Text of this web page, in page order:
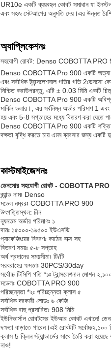
UR10e একটি ব্যয়বহুল কোবট সমাধান যা
এবং সহজ সেটআপের অনুমতি দেয়।এর উন্নত
অ্যাপ্লিকেশনঃ
সহযোগী রোবট: Denso COBOTTA PRO
Denso COBOTTA Pro 900 একটি অত্যাধুনিক
এবং সর্বাধিক ট্রান্সলেশনাল গতির গতি
নিশ্চিত করাউপরন্তু, এটি ± 0.03 মিমি একটি
Denso COBOTTA Pro 900 একটি
মার্কিন ডলার।, এর সর্বনিম্ন অর্ডার পরিমাণ 1
হয় এবং 5-8 সপ্তাহের মধ্যে বিতরণ করা যেতে
Denso COBOTTA Pro 900 একটি শক্তিশালী,
দক্ষতা বৃদ্ধি করতে চায় এমন ব্যবসার জন্য একটি
কাস্টমাইজেশনঃ
ডেনসোর সহযোগী রোবট - COBOTTA
ব্র্যান্ড নামঃ Denso
মডেল নম্বরঃ COBOTTA PRO 900
উৎপত্তিস্থল: চীন
ন্যূনতম অর্ডার পরিমাণঃ ১
দামঃ ১৫০০০-১৬৫০০ ইউএসডি
প্যাকেজিংয়ের বিবরণঃ কাঠের বাক্স সহ
বিতরণ সময়ঃ ৫-৮ সপ্তাহ
অর্থ প্রদানের সময়সীমাঃ টি/টি
সরবরাহের ক্ষমতাঃ 30PCS/30day
সর্বোচ্চ টিসিপি গতি *১ঃ ট্রান্সলেশনাল মোশন
মডেলঃ COBOTTA PRO 900
পরিচ্ছন্নতা *২ঃ পরিচ্ছন্নতা ক্লাস ৫
সর্বাধিক দরকারী লোডঃ ৬ কেজি
সর্বাধিক বাহু প্রসারিতঃ 908 মিমি
ইউনিভার্সাল রোবটসের ইউআর কোবট এখানে!
দক্ষতা বাড়াতে পারেন।এই রোবটটি
ক্লাস 5 ক্লিন স্ট্যান্ডার্ডের সাথে তৈরি করা
নাও!